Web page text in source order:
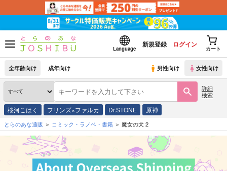
Language
新規登録 ログイン
カート
全年齢向け 成年向け 男性向け 女性向け
詳細
検索
桜河こはく フリンズ×ファルカ Dr.STONE 原神
とらのあな通販 コミック・ラノベ・書籍 魔女の犬 2